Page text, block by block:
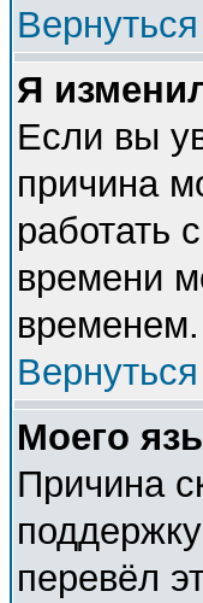
Я
Если вы
причина
работать
времени
временем.
Моего
Причина
перевёл